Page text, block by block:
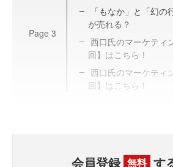
Page 3
「もなか」と「幻
が売れる？
西口氏のマーケティ
回】はこちら！
西口氏のマーケティ
回】はこちら！
会員登録 無料 す